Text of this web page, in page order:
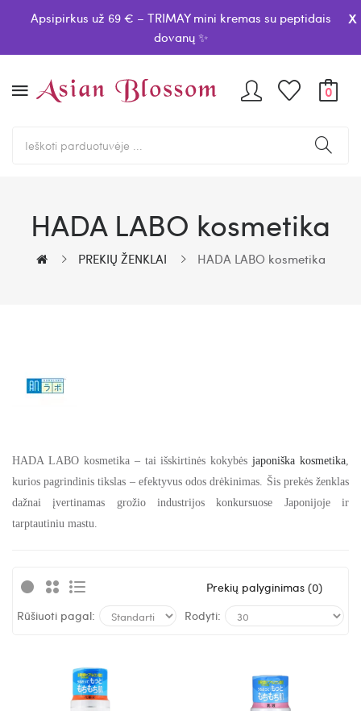
Apsipirkus už 69 € – TRIMAY mini kremas su peptidais
dovanų ✨
x
0
HADA LABO kosmetika
PREKIŲ ŽENKLAI HADA LABO kosmetika
HADA LABO kosmetika – tai išskirtinės kokybėsjaponiška kosmetika
kurios pagrindinis tikslas – efektyvus odos drėkinimas. Šis prekės ženklas
dažnai įvertinamas grožio industrijos konkursuose Japonijoje ir
tarptautiniu mastu.
Prekių palyginimas (0)
Rūšiuoti pagal:
Rodyti: